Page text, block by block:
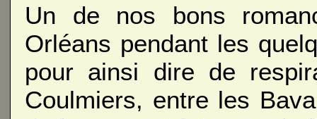
Un de nos bons
Orléans pendant les
pour ainsi dire de
Coulmiers, entre les